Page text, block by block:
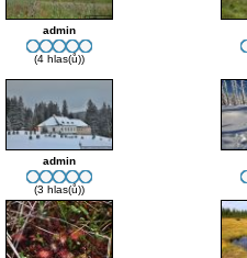
admin
(4 hlas(ů))
admin
(3 hlas(ů))